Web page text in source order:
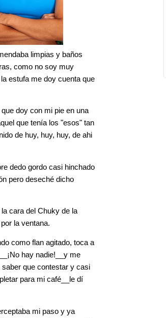
limpias y baños
como no soy muy
estufa me doy cuenta que
doy con mi pie en una
que tenía los "esos" tan
de huy, huy, huy, de ahi
dedo gordo casi hinchado
pero deseché dicho
cara del Chuky de la
la ventana.
como flan agitado, toca a
hay nadie!__y me
que contestar y casi
para mi café__le dí
mi paso y ya